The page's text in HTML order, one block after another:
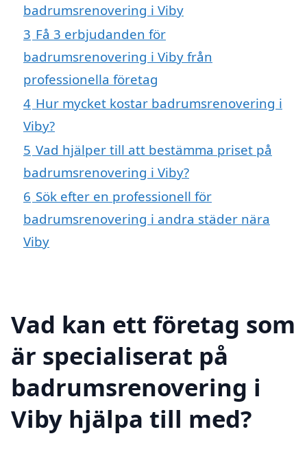
badrumsrenovering i Viby
3 Få 3 erbjudanden för
badrumsrenovering i Viby från
professionella företag
4 Hur mycket kostar badrumsrenovering i
Viby?
5 Vad hjälper till att bestämma priset på
badrumsrenovering i Viby?
6 Sök efter en professionell för
badrumsrenovering i andra städer nära
Viby
Vad kan ett företag som
är specialiserat på
badrumsrenovering i
Viby hjälpa till med?